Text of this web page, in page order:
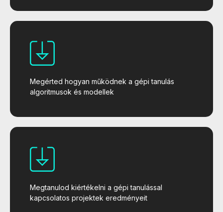
Megérted hogyan működnek a gépi tanulás
algoritmusok és modellek
Megtanulod kiértékelni a gépi tanulással
kapcsolatos projektek eredményeit